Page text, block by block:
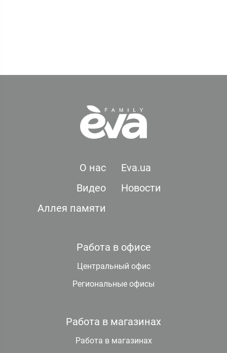
О нас
Eva.ua
Видео
Новости
Аллея памяти
Работа в офисе
Центральный офис
Региональные офисы
Работа в магазинах
Работа в магазинах